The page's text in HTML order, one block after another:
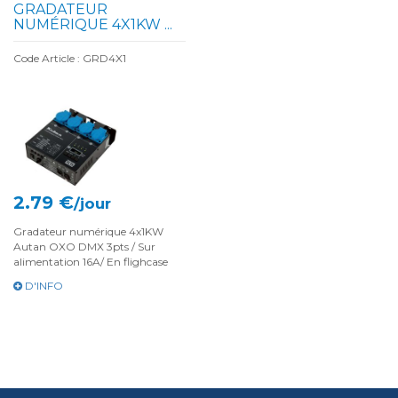
GRADATEUR
NUMÉRIQUE 4X1KW ...
Code Article : GRD4X1
2.79 €/jour
Gradateur numérique 4x1KW
Autan OXO DMX 3pts / Sur
alimentation 16A/ En flighcase
D'INFO